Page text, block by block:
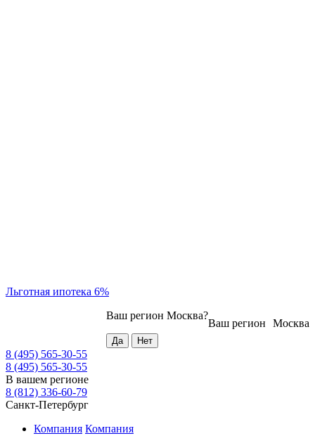
Льготная ипотека 6%
Москва
Ваш регион
Ваш регион Москва?
8 (495) 565-30-55
8 (495) 565-30-55
В вашем регионе
8 (812) 336-60-79
Санкт-Петербург
Компания Компания